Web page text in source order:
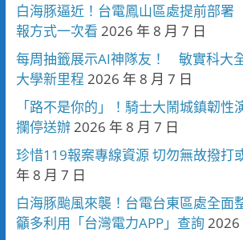
白海豚逼近！台電鳳山區處提前部
報方式一次看 2026 年 8 月 7 日
每周抽籤展示AI神隊友！ 敏實科大
大學新里程 2026 年 8 月 7 日
「路不是你的」！騎士大鬧城鎮韌性
攔停送辦 2026 年 8 月 7 日
珍惜119報案專線資源 切勿無故撥打
年 8 月 7 日
白海豚颱風來襲！台電台東區處全面
籲多利用「台灣電力APP」查詢 2026